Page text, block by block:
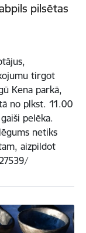
pilsētas
tirgot
Kena parkā,
no plkst. 11.00
pelēka.
netiks
aizpildot